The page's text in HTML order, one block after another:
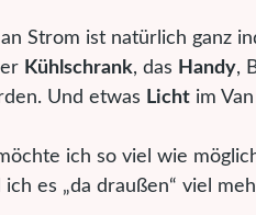
Strom ist natürlich ganz
Kühlschrank, das Handy,
Und etwas Licht im
ich so viel wie
es „da draußen“ viel